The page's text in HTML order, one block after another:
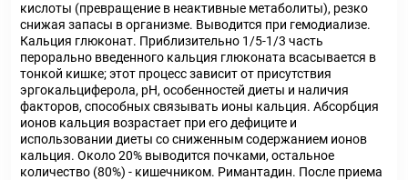
кислоты (превращение в неактивные метаболиты), резко
снижая запасы в организме. Выводится при гемодиализе.
Кальция глюконат. Приблизительно 1/5-1/3 часть
перорально введенного кальция глюконата всасывается в
тонкой кишке; этот процесс зависит от присутствия
эргокальциферола, pH, особенностей диеты и наличия
факторов, способных связывать ионы кальция. Абсорбция
ионов кальция возрастает при его дефиците и
использовании диеты со сниженным содержанием ионов
кальция. Около 20% выводится почками, остальное
количество (80%) - кишечником. Римантадин. После приема